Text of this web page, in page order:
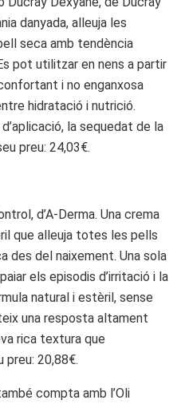
danyada, alleuja les
seca amb tendència
pot utilitzar en nens a partir
i no enganxosa
hidratació i nutrició.
la sequedat de la
preu: 24,03€.
d’A-Derma. Una crema
que alleuja totes les pells
des del naixement. Una sola
els episodis d’irritació i la
natural i estèril, sense
una resposta altament
rica textura que
preu: 20,88€.
compta amb l’Oli